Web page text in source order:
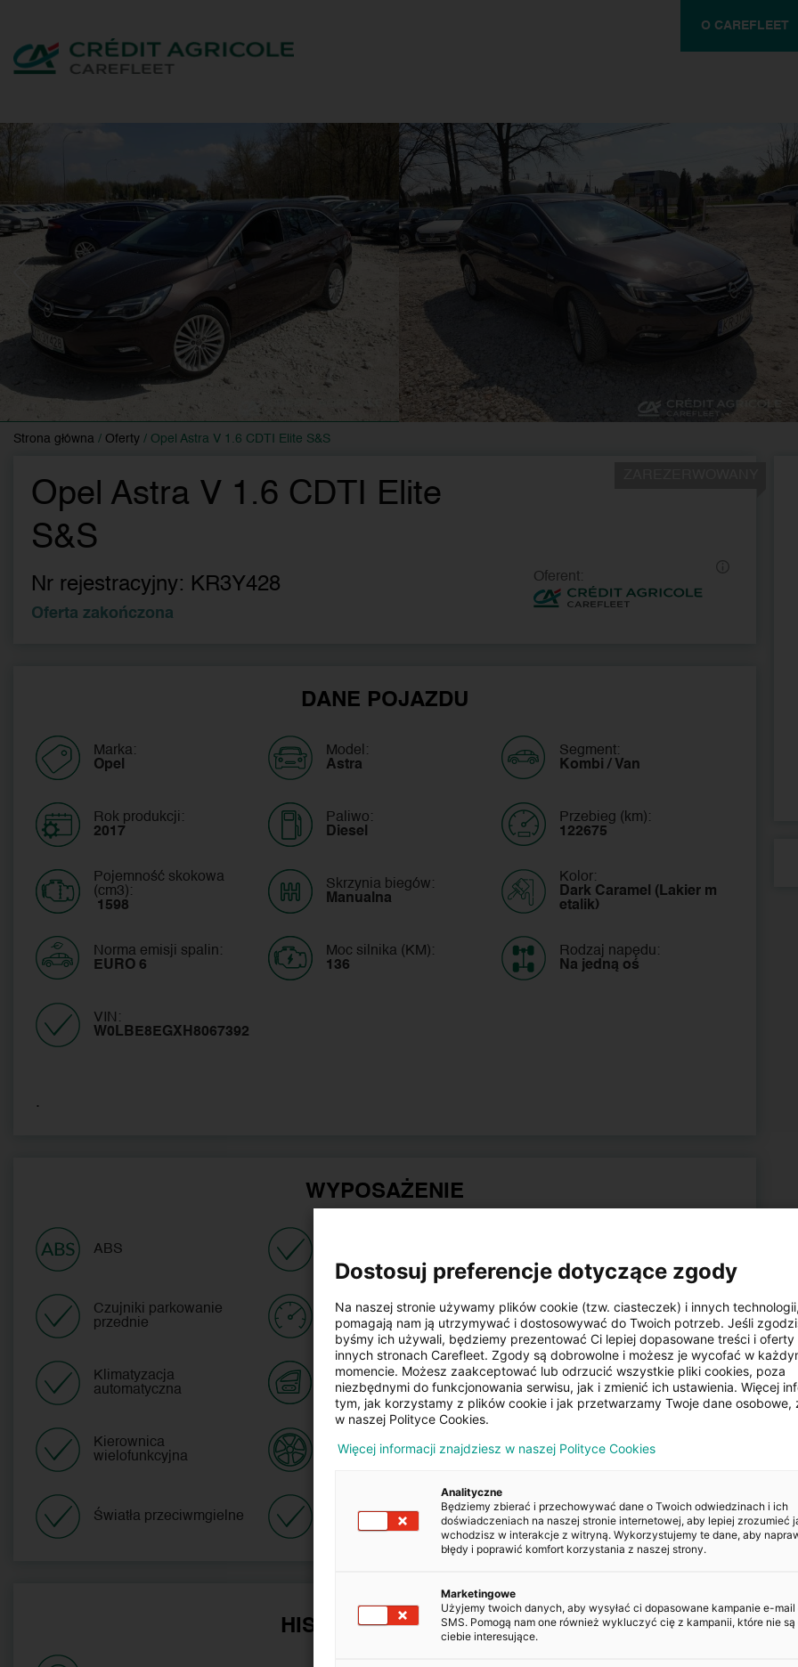
O CAREFLEET
Strona główna / Oferty / Opel Astra V 1.6 CDTI Elite S&S
Opel Astra V 1.6 CDTI Elite
S&S
Nr rejestracyjny: KR3Y428
Oferta zakończona
Oferent:
DANE POJAZDU
Marka:
Opel
Model:
Astra
Segment:
Kombi / Van
Rok produkcji:
2017
Paliwo:
Diesel
Przebieg (km):
122675
Pojemność skokowa
(cm3):
1598
Skrzynia biegów:
Manualna
Kolor:
Dark Caramel (Lakier m
etalik)
Norma emisji spalin:
EURO 6
Moc silnika (KM):
136
Rodzaj napędu:
Na jedną oś
VIN:
W0LBE8EGXH8067392
.
WYPOSAŻENIE
ABS
Czujniki parkowanie
przednie
Tempomat Nawigacja satelitarna
Klimatyzacja
automatyczna
Elektryczne szyby Komputer pokładowy
Kierownica
wielofunkcyjna
Alufelgi Centralny zamek
Światła przeciwmgielne ISOFIX
HISTORIA POJAZDU
Dostosuj preferencje dotyczące zgody
Na naszej stronie używamy plików cookie (tzw. ciasteczek) i innych
pomagają nam ją utrzymywać i dostosowywać do Twoich potrzeb. Jeśli
byśmy ich używali, będziemy prezentować Ci lepiej dopasowane treści i oferty
innych stronach Carefleet. Zgody są dobrowolne i możesz je wycofać w
momencie. Możesz zaakceptować lub odrzucić wszystkie pliki cookies, poza
niezbędnymi do funkcjonowania serwisu, jak i zmienić ich ustawienia. Więcej
tym, jak korzystamy z plików cookie i jak przetwarzamy Twoje dane osobowe,
w naszej Polityce Cookies.
Więcej informacji znajdziesz w naszej Polityce Cookies
Analityczne
Będziemy zbierać i przechowywać dane o Twoich odwiedzinach i ich
doświadczeniach na naszej stronie internetowej, aby lepiej zrozumieć
wchodzisz w interakcje z witryną. Wykorzystujemy te dane, aby
błędy i poprawić komfort korzystania z naszej strony.
Marketingowe
Użyjemy twoich danych, aby wysyłać ci dopasowane kampanie e-mail
SMS. Pomogą nam one również wykluczyć cię z kampanii, które nie są
ciebie interesujące.